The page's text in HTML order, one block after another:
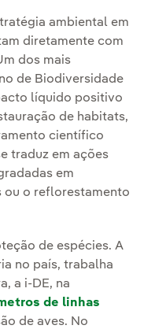
ambiental em
diretamente com
dos mais
de Biodiversidade
líquido positivo
de habitats,
científico
traduz em ações
em
ou o reflorestamento
de espécies. A
no país, trabalha
a i-DE, na
de linhas
de aves. No